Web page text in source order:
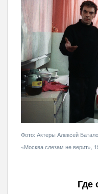
Фото: Актеры Алексей
«Москва слезам не верит»,
Где